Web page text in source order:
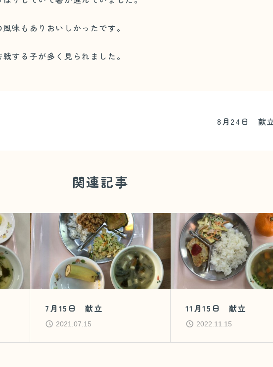
味もありおいしかったです。
する子が多く見られました。
8月24日 献
関連記事
7月15日 献立
2021.07.15
11月15日 献立
2022.11.15